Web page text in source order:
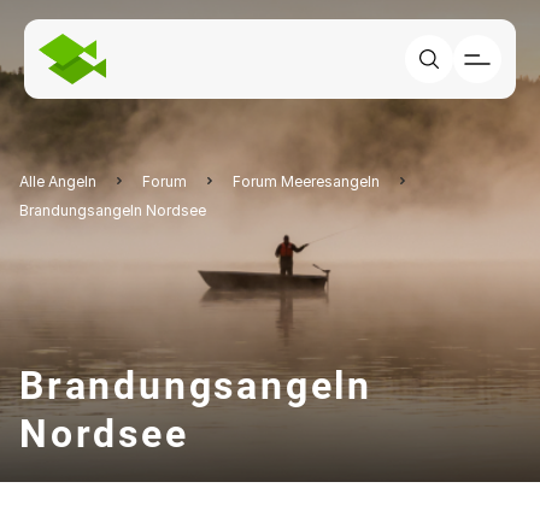
Alle Angeln Forum
Forum Meeresangeln
Brandungsangeln Nordsee
Brandungsangeln
Nordsee